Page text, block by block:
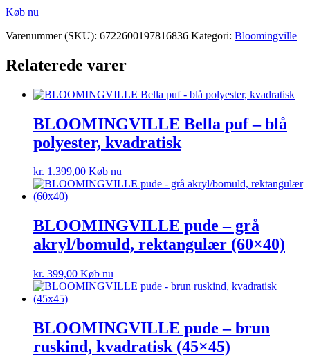
Køb nu
Varenummer (SKU): 6722600197816836 Kategori: Bloomingville
Relaterede varer
BLOOMINGVILLE Bella puf – blå
polyester, kvadratisk
kr. 1.399,00 Køb nu
BLOOMINGVILLE pude – grå
akryl/bomuld, rektangulær (60×40)
kr. 399,00 Køb nu
BLOOMINGVILLE pude – brun
ruskind, kvadratisk (45×45)